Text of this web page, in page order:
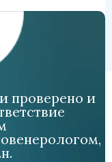
проверено и